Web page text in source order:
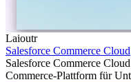
Laioutr
Salesforce Commerce Cloud
Salesforce Commerce
Commerce-Plattform für